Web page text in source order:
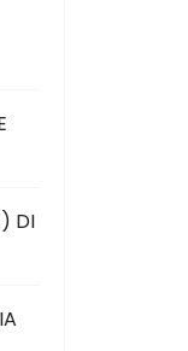
DI